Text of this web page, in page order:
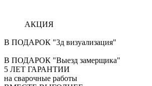
АКЦИЯ
В ПОДАРОК "3д визуализация"
В ПОДАРОК "Выезд замерщика"
5 ЛЕТ ГАРАНТИИ
на сварочные работы